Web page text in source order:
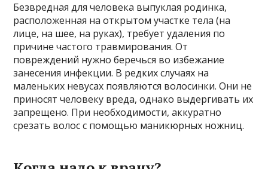
Безвредная для человека выпуклая родинка,
расположенная на открытом участке тела (на
лице, на шее, на руках), требует удаления по
причине частого травмирования. От
повреждений нужно беречься во избежание
занесения инфекции. В редких случаях на
маленьких невусах появляются волосинки. Они не
приносят человеку вреда, однако выдергивать их
запрещено. При необходимости, аккуратно
срезать волос с помощью маникюрных ножниц.